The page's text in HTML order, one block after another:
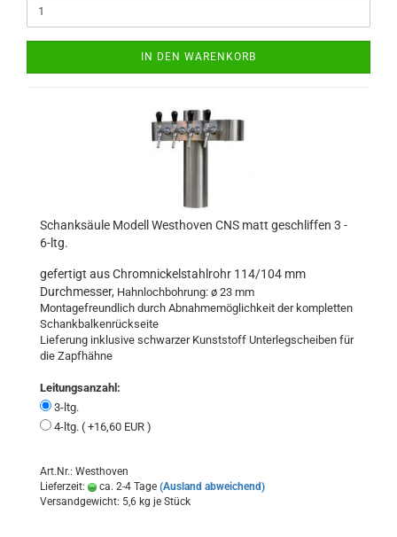
IN DEN WARENKORB
Schanksäule Modell Westhoven CNS matt geschliffen 3 -
6-ltg.
gefertigt aus Chromnickelstahlrohr 114/104 mm
Durchmesser, Hahnlochbohrung: ø 23 mm
Montagefreundlich durch Abnahmemöglichkeit der kompletten
Schankbalkenrückseite
Lieferung inklusive schwarzer Kunststoff Unterlegscheiben für
die Zapfhähne
Leitungsanzahl:
3-ltg.
4-ltg. ( +16,60 EUR )
Art.Nr.: Westhoven
Lieferzeit:
ca. 2-4 Tage (Ausland abweichend)
Versandgewicht: 5,6 kg je Stück